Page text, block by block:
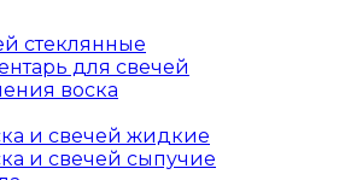
стеклянные
для свечей
воска
и свечей жидкие
и свечей сыпучие